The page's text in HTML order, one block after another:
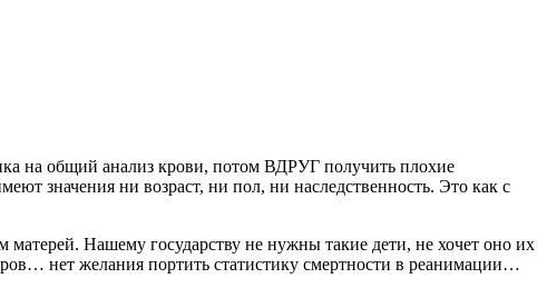
на общий анализ крови, потом ВДРУГ получить плохие
значения ни возраст, ни пол, ни наследственность. Это как с
Нашему государству не нужны такие дети, не хочет оно их
нет желания портить статистику смертности в реанимации…